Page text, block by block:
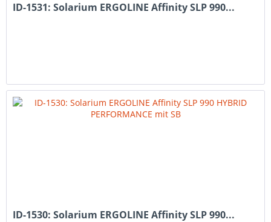
ID-1531: Solarium ERGOLINE Affinity SLP 990...
ID-1530: Solarium ERGOLINE Affinity SLP 990...